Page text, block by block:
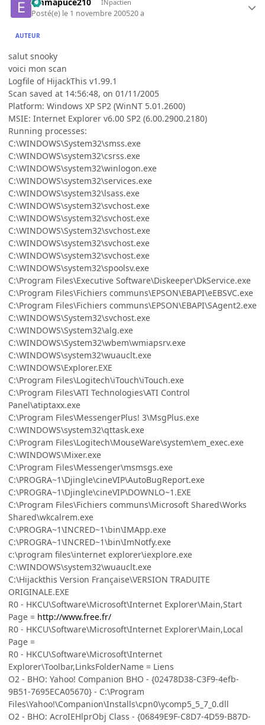
INpactien
Posté(e) le 1 novembre 200520 a
AUTEUR
salut snooky
voici mon scan
Logfile of HijackThis v1.99.1
Scan saved at 14:56:48, on 01/11/2005
Platform: Windows XP SP2 (WinNT 5.01.2600)
MSIE: Internet Explorer v6.00 SP2 (6.00.2900.2180)
Running processes:
C:\WINDOWS\System32\smss.exe
C:\WINDOWS\system32\csrss.exe
C:\WINDOWS\system32\winlogon.exe
C:\WINDOWS\system32\services.exe
C:\WINDOWS\system32\lsass.exe
C:\WINDOWS\system32\svchost.exe
C:\WINDOWS\system32\svchost.exe
C:\WINDOWS\System32\svchost.exe
C:\WINDOWS\system32\svchost.exe
C:\WINDOWS\system32\svchost.exe
C:\WINDOWS\system32\spoolsv.exe
C:\Program Files\Executive Software\Diskeeper\DkService.exe
C:\Program Files\Fichiers communs\EPSON\EBAPI\eEBSVC.exe
C:\Program Files\Fichiers communs\EPSON\EBAPI\SAgent2.exe
C:\WINDOWS\System32\svchost.exe
C:\WINDOWS\System32\alg.exe
C:\WINDOWS\System32\wbem\wmiapsrv.exe
C:\WINDOWS\system32\wuauclt.exe
C:\WINDOWS\Explorer.EXE
C:\Program Files\Logitech\iTouch\iTouch.exe
C:\Program Files\ATI Technologies\ATI Control
Panel\atiptaxx.exe
C:\Program Files\MessengerPlus! 3\MsgPlus.exe
C:\WINDOWS\system32\qttask.exe
C:\Program Files\Logitech\MouseWare\system\em_exec.exe
C:\WINDOWS\Mixer.exe
C:\Program Files\Messenger\msmsgs.exe
C:\PROGRA~1\Djingle\cineVIP\AutoBugReport.exe
C:\PROGRA~1\Djingle\cineVIP\DOWNLO~1.EXE
C:\Program Files\Fichiers communs\Microsoft Shared\Works
Shared\wkcalrem.exe
C:\PROGRA~1\INCRED~1\bin\IMApp.exe
C:\PROGRA~1\INCRED~1\bin\ImNotfy.exe
c:\program files\internet explorer\iexplore.exe
C:\WINDOWS\system32\wuauclt.exe
C:\Hijackthis Version Française\VERSION TRADUITE
ORIGINALE.EXE
R0 - HKCU\Software\Microsoft\Internet Explorer\Main,Start
Page = http://www.free.fr/
R0 - HKCU\Software\Microsoft\Internet Explorer\Main,Local
Page =
R0 - HKCU\Software\Microsoft\Internet
Explorer\Toolbar,LinksFolderName = Liens
O2 - BHO: Yahoo! Companion BHO - {02478D38-C3F9-4efb-
9B51-7695ECA05670} - C:\Program
Files\Yahoo!\Companion\Installs\cpn0\ycomp5_5_7_0.dll
O2 - BHO: AcroIEHlprObj Class - {06849E9F-C8D7-4D59-B87D-